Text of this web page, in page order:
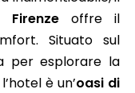
offre il
Situato sul
per esplorare la
è un’oasi di